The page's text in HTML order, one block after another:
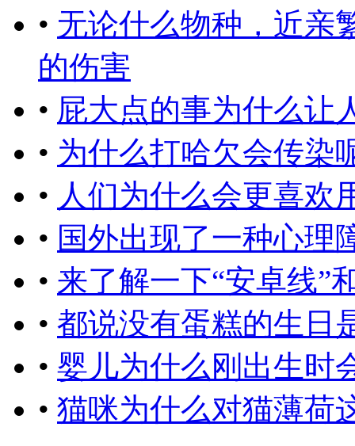
• 无论什么物种，近亲
的伤害
• 屁大点的事为什么让
• 为什么打哈欠会传染
• 人们为什么会更喜欢
• 国外出现了一种心理
• 来了解一下“安卓线”
• 都说没有蛋糕的生日
• 婴儿为什么刚出生时
• 猫咪为什么对猫薄荷